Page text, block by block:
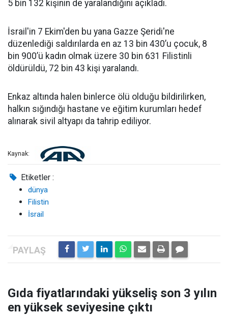
5 bin 132 kişinin de yaralandığını açıkladı.
İsrail'in 7 Ekim'den bu yana Gazze Şeridi'ne
düzenlediği saldırılarda en az 13 bin 430’u çocuk, 8
bin 900’ü kadın olmak üzere 30 bin 631 Filistinli
öldürüldü, 72 bin 43 kişi yaralandı.
Enkaz altında halen binlerce ölü olduğu bildirilirken,
halkın sığındığı hastane ve eğitim kurumları hedef
alınarak sivil altyapı da tahrip ediliyor.
Kaynak:
Etiketler :
dünya
Filistin
İsrail
Gıda fiyatlarındaki yükseliş son 3 yılın
en yüksek seviyesine çıktı